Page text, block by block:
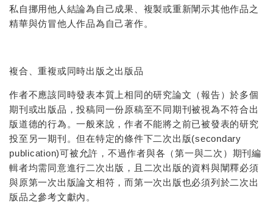
私自挪用他人結論為自己成果、複製或重新闡示其他作品之
精華與仿冒他人作品為自己著作。
複合、重複或同時出版之出版品
作者不應該同時發表本質上相同的研究論文（報告）於多個
期刊或出版品，投稿同一份原稿至不同期刊被視為不符合出
版道德的行為。一般來說，作者不能將之前已被發表的研究
投至另一期刊。但在特定的條件下二次出版(secondary
publication)可被允許，不過作者與各（第一與二次）期刊編
輯者均需同意進行二次出版，且二次出版的資料與闡釋必須
與原第一次出版論文相符，而第一次出版也必須列於二次出
版品之參考文獻內。